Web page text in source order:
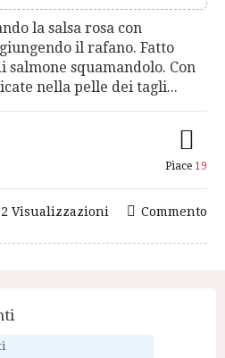
la salsa rosa con
il rafano. Fatto
squamandolo. Con
nella pelle dei tagli...
Piace 19
Commento
Visualizzazioni